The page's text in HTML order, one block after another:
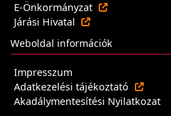
E-Önkormányzat
Járási Hivatal
Weboldal információk
Impresszum
Adatkezelési tájékoztató
Akadálymentesítési Nyilatkozat